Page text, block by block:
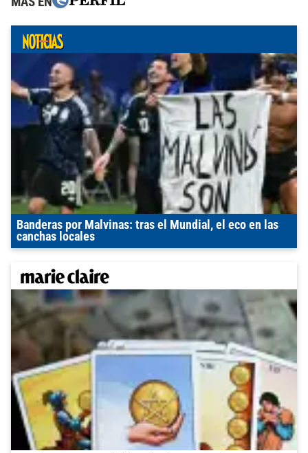
Banderas por Malvinas: tras el Mundial, el eco en las
canchas locales